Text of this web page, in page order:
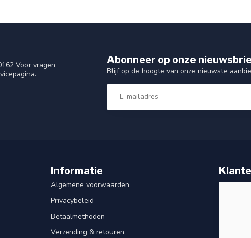
Voor vragen
Abonneer op onze
Blijf op de hoogte van onze nieuwste
Informatie
Algemene voorwaarden
Privacybeleid
Betaalmethoden
Verzending & retouren